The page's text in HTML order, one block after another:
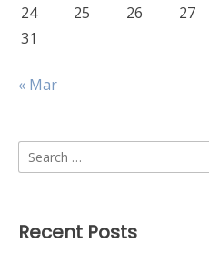
24
25 26 27
31
« Mar
Search
for:
Recent Posts